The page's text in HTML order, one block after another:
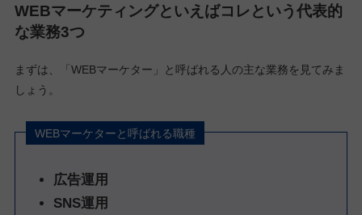
WEBマーケティングといえばコレという代表的
な業務3つ
まずは、「WEBマーケター」と呼ばれる人の主な業務を見てみま
しょう。
WEBマーケターと呼ばれる職種
広告運用
SNS運用